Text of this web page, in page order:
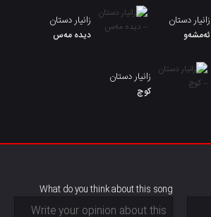
زانیار دستان
ئەمشەو
زانیار دستان
دیده مەس
زانیار دستان
کوچ
What do you think about this song